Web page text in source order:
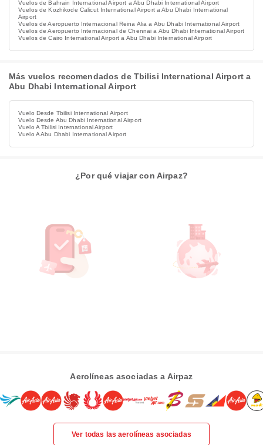
Vuelos de Bahrain International Airport a Abu Dhabi International Airport
Vuelos de Kozhikode Calicut International Airport a Abu Dhabi International
Airport
Vuelos de Aeropuerto Internacional Reina Alia a Abu Dhabi International Airport
Vuelos de Aeropuerto Internacional de Chennai a Abu Dhabi International Airport
Vuelos de Cairo International Airport a Abu Dhabi International Airport
Más vuelos recomendados de Tbilisi International Airport a
Abu Dhabi International Airport
Vuelo Desde Tbilisi International Airport
Vuelo Desde Abu Dhabi International Airport
Vuelo A Tbilisi International Airport
Vuelo A Abu Dhabi International Airport
¿Por qué viajar con Airpaz?
Aerolíneas asociadas a Airpaz
Ver todas las aerolíneas asociadas